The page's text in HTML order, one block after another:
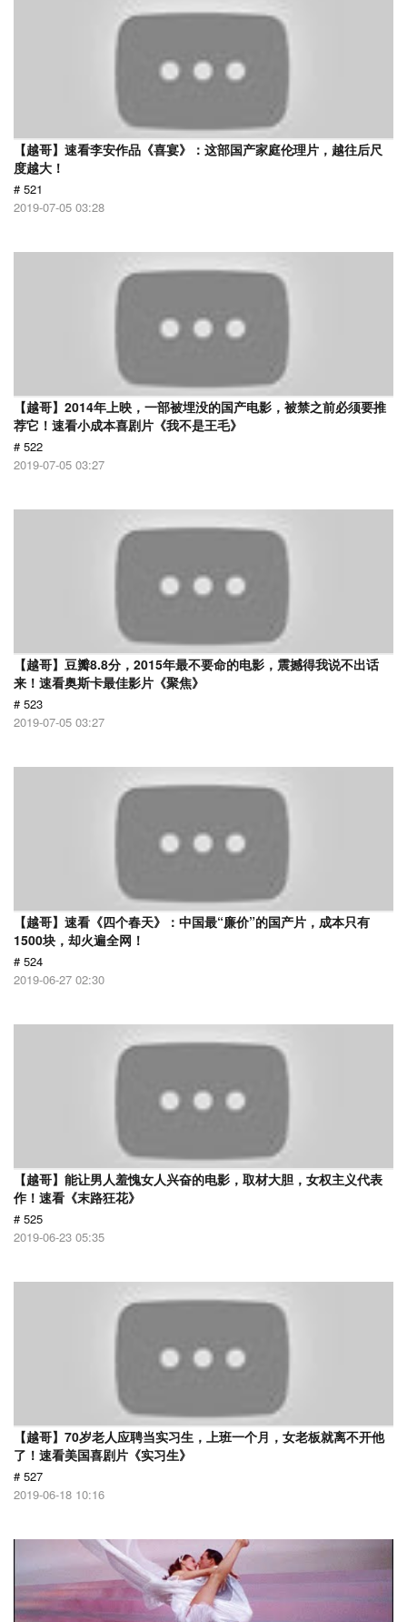
【越哥】速看李安作品《喜宴》：这部国产家庭伦理片，越往后尺
度越大！
# 521
2019-07-05 03:28
【越哥】2014年上映，一部被埋没的国产电影，被禁之前必须要推
荐它！速看小成本喜剧片《我不是王毛》
# 522
2019-07-05 03:27
【越哥】豆瓣8.8分，2015年最不要命的电影，震撼得我说不出话
来！速看奥斯卡最佳影片《聚焦》
# 523
2019-07-05 03:27
【越哥】速看《四个春天》：中国最“廉价”的国产片，成本只有
1500块，却火遍全网！
# 524
2019-06-27 02:30
【越哥】能让男人羞愧女人兴奋的电影，取材大胆，女权主义代表
作！速看《末路狂花》
# 525
2019-06-23 05:35
【越哥】70岁老人应聘当实习生，上班一个月，女老板就离不开他
了！速看美国喜剧片《实习生》
# 527
2019-06-18 10:16